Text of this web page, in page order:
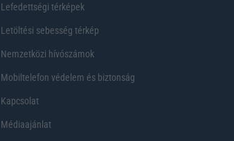
Lefedettségi térképek
Letöltési sebesség térkép
Nemzetközi hívószámok
Mobiltelefon védelem és biztonság
Kapcsolat
Médiaajánlat